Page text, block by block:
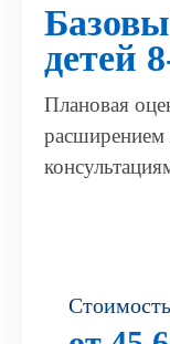
детей
Плановая
расширением
Стоимость